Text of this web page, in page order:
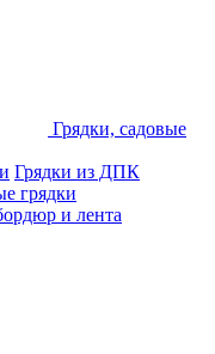
Грядки, садовые
Грядки из ДПК
грядки
и лента